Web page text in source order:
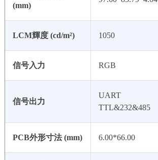
(mm)
LCM輝度 (cd/m²) 1050
信号入力 RGB
信号出力
UART
TTL&232&485
PCB外形寸法 (mm) 6.00*66.00